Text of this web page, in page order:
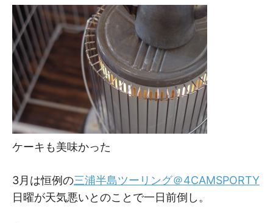
ケーキも美味かった
3月は恒例の三浦半島ツーリング＠4CAMSPORTY
日曜が天気悪いとのことで一日前倒し。